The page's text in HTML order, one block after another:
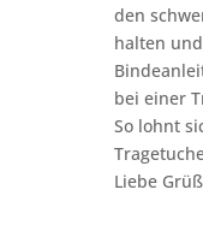
den
halten
bei einer
So lohnt
Liebe